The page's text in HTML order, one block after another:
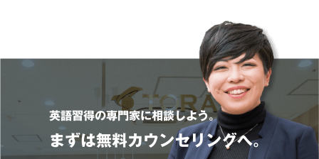
英語習得の専門家に相談しよう。
まずは無料カウンセリングへ。